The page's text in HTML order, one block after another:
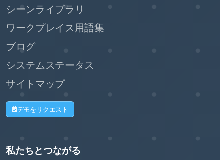
シーンライブラリ
ワークプレイス用語集
ブログ
システムステータス
サイトマップ
デモをリクエスト
私たちとつながる